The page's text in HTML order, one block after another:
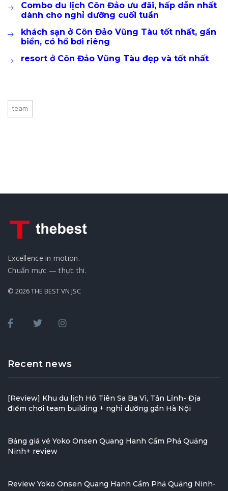
Combo du lịch Côn Đảo ưu đãi, hấp dẫn nhất
dành cho nghỉ dưỡng cuối tuần
khách sạn ở Côn Đảo Vũng Tàu tốt nhất, gần
biển, có hồ bơi riêng
resort ở Côn Đảo Vũng Tàu đẹp và tốt nhất
team
Excellence in motion.
Chuẩn mực — thực thi.
© 2026 THE BEST VN JSC
Recent news
[Review] Khu du lịch Hồ Tiên Sa Ba Vì, Tản Lĩnh- Địa
điểm chơi team building + nghỉ dưỡng gần Hà Nội
Bảng giá vé Yoko Onsen Quang Hanh Cẩm Phả Quảng
Ninh+ review
Review Yoko Onsen Quang Hanh Cẩm Phả Quảng Ninh-